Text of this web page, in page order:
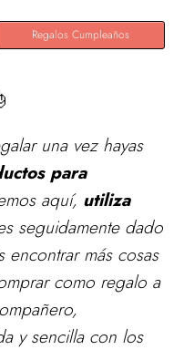
Regalos Cumpleaños
una vez hayas
para
aquí, utiliza
seguidamente dado
más cosas
como regalo a
y sencilla con los